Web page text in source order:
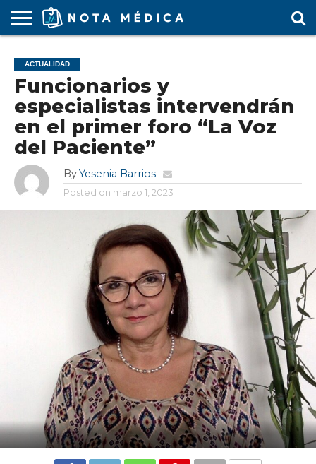
MÉDICA
ARS
ARTÍCULO
ACTUALIDAD
COLEGIO
MÉDICO
COVID-
19
EDUCACIÓN
MÉDICA
ESTUDIANTES
FARMACÉUTICAS
GUBERNAMENTAL
HOSPITALES
Y CLÍNICAS
MARKETING
MÉDICO
RESIDENTES
SALUD
LABORAL
SOCIEDADES
MÉDICAS
TURISMO
MÉDICO
VÍDEOS
ACTUALIDAD
Funcionarios y
especialistas intervendrán
en el primer foro “La Voz
del Paciente”
ByYesenia Barrios
Posted on marzo 1, 2023